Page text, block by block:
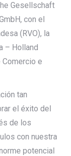
Gesellschaft
con el
(RVO), la
– Holland
Comercio e
tan
el éxito del
de los
con nuestra
potencial